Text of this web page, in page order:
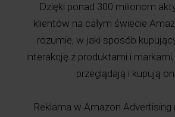
Dzięki ponad 300 milionom
klientów na całym świecie
rozumie, w jaki sposób
interakcję z produktami i
przeglądają i kupują
Reklama w Amazon